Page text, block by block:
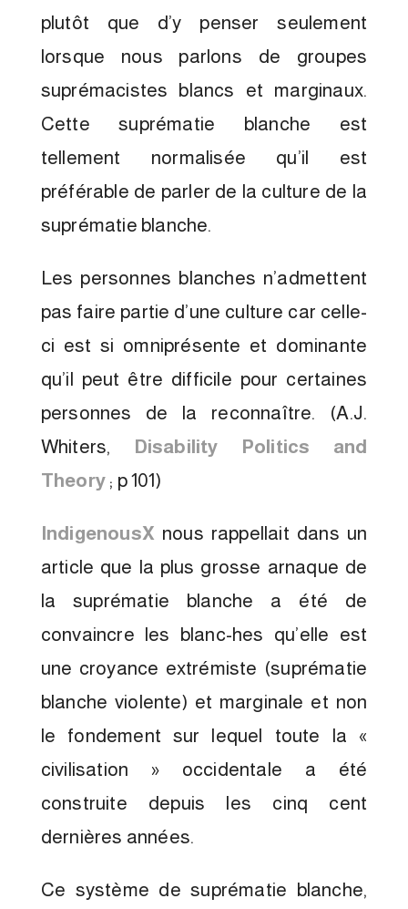
plutôt que d’y penser seulement
lorsque nous parlons de groupes
suprémacistes blancs et marginaux.
Cette suprématie blanche est
tellement normalisée qu’il est
préférable de parler de la culture de la
suprématie blanche.
Les personnes blanches n’admettent
pas faire partie d’une culture car celle-
ci est si omniprésente et dominante
qu’il peut être difficile pour certaines
personnes de la reconnaître. (A.J.
Whiters,
Disability Politics and
Theory ; p 101)
IndigenousX nous rappellait dans un
article que la plus grosse arnaque de
la suprématie blanche a été de
convaincre les blanc-hes qu’elle est
une croyance extrémiste (suprématie
blanche violente) et marginale et non
le fondement sur lequel toute la «
civilisation » occidentale a été
construite depuis les cinq cent
dernières années.
Ce système de suprématie blanche,